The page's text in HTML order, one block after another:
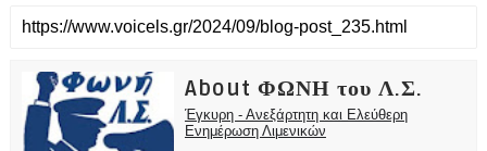
About ΦΩΝΗ του Λ.Σ.
Έγκυρη - Ανεξάρτητη και Ελεύθερη
Ενημέρωση Λιμενικών